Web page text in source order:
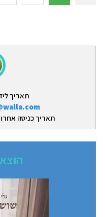
תאריך לידה: 25/
תאריך כניסה אחרון: 2017-03-26